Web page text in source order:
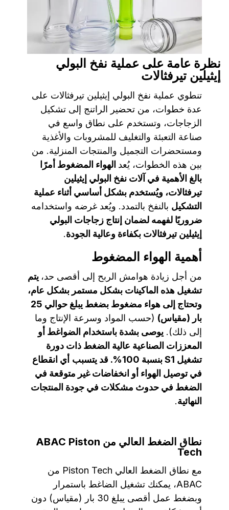
نظرة عامة على عملية نفخ البولي
إيثيلين تيرفثالات
تنطوي عملية نفخ البولي إيثيلين تيرفثالات على
عدة خطوات، من تحضير الراتنج إلى تشكيل
الزجاجات، وتستخدم على نطاق واسع في
صناعة التعبئة والتغليف للمشروبات والأغذية
ومستحضرات التجميل والمنتجات المنزلية. من
بين هذه الخطوات، يُعد الهواء المضغوط أمرًا
بالغ الأهمية في آلات نفخ البولي إيثيلين
تيرفثالات، ويُستخدم بشكل أساسي أثناء عملية
التشكيل بالنفخ بالتمدد. ويُعد غرضه واستخدامه
ضروريًا لفهمه لضمان إنتاج زجاجات البولي
إيثيلين تيرفثالات بكفاءة وعالية الجودة.
أهمية الهواء المضغوط
من أجل زيادة هوامش الربح إلى أقصى حد، يتم
تشغيل هذه الماكينات بشكل مستمر بشكل عام،
وتحتاج إلى هواء مضغوط بضغط يبلغ حوالي 25
بار (مقياس) (حسب المواد وسرعة الإنتاج وما
إلى ذلك).يوصى بشدة باستخدام الضواغط أو
المعززات الصناعية عالية الضغط ذات دورة
تشغيل S1 بنسبة 100%. قد يتسبب
أي انقطاع
في توصيل الهواء أو انخفاضات غير متوقعة في
الضغط في حدوث مشكلات في جودة المنتجات
النهائية.
نطاق الضغط العالي من ABAC Piston
Tech
مع نطاق الضغط العالي Piston Tech من
ABAC، يمكنك تشغيل الضاغط باستمرار
وبضغط عمل أقصى يبلغ 30 بار (مقياس) دون